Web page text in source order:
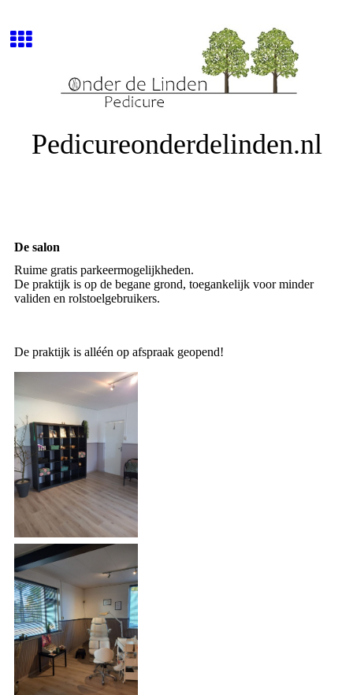
Pedicureonderdelinden.nl
De salon
Ruime gratis parkeermogelijkheden.
De praktijk is op de begane grond, toegankelijk voor minder
validen en rolstoelgebruikers.
De praktijk is alléén op afspraak geopend!